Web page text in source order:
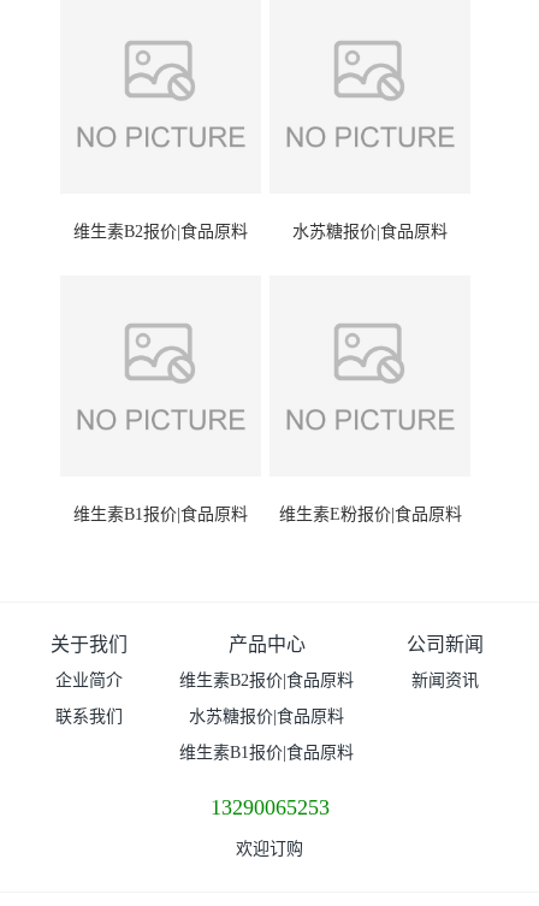
维生素B2报价|食品原料 水苏糖报价|食品原料
维生素B1报价|食品原料 维生素E粉报价|食品原料
关于我们
企业简介
联系我们
产品中心
维生素B2报价|食品原料
水苏糖报价|食品原料
维生素B1报价|食品原料
公司新闻
新闻资讯
13290065253
欢迎订购